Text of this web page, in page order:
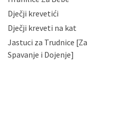
slučajevima koji su
da možete u svako
zatražiti prestanak
podataka. Opoziv
gore navedenu adresu
Dječji krevetići
Dječji kreveti na kat
Jastuci za Trudnice [Za
Spavanje i Dojenje]